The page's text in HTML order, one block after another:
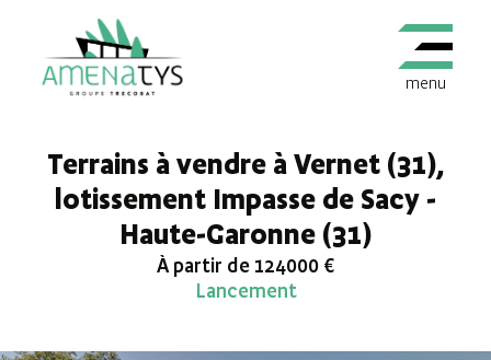
menu
Terrains à vendre à Vernet (31),
lotissement Impasse de Sacy -
Haute-Garonne (31)
À partir de 124000 €
Lancement